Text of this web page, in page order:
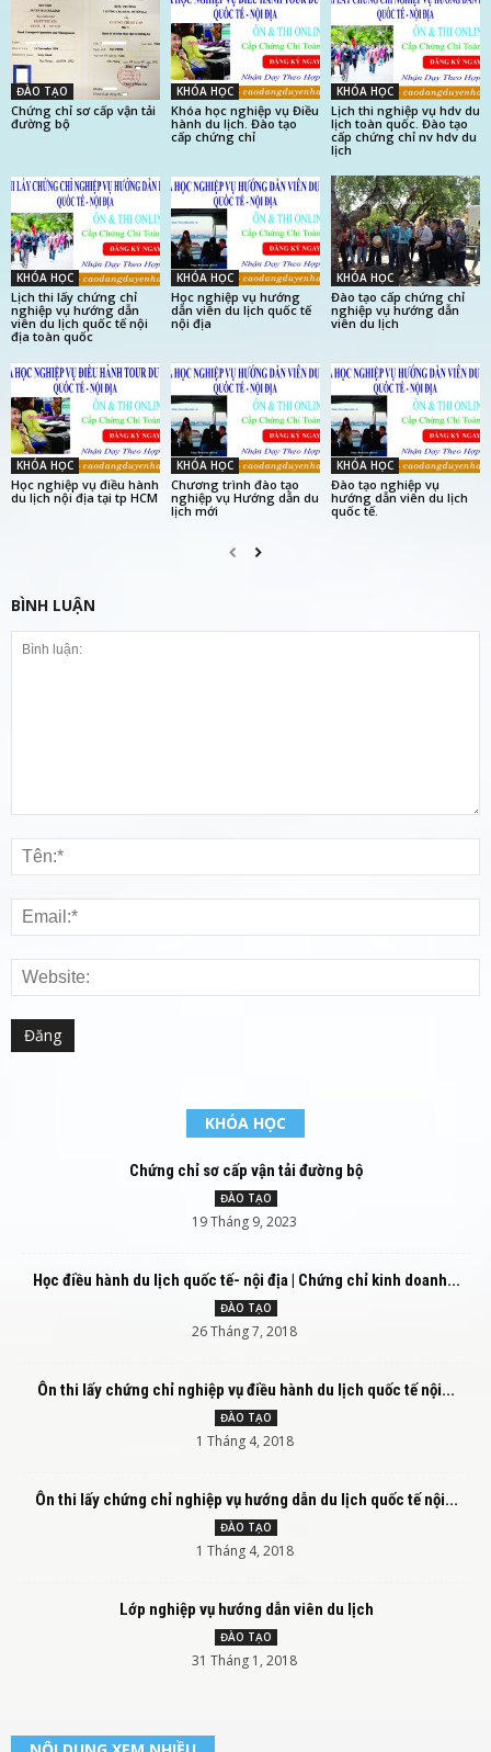
ĐÀO TẠO
Chứng chỉ sơ cấp vận tải
đường bộ
KHÓA HỌC
Khóa học nghiệp vụ Điều
hành du lịch. Đào tạo
cấp chứng chỉ
KHÓA HỌC
Lịch thi nghiệp vụ hdv du
lịch toàn quốc. Đào tạo
cấp chứng chỉ nv hdv du
lịch
KHÓA HỌC
Lịch thi lấy chứng chỉ
nghiệp vụ hướng dẫn
viên du lịch quốc tế nội
địa toàn quốc
KHÓA HỌC
Học nghiệp vụ hướng
dẫn viên du lịch quốc tế
nội địa
KHÓA HỌC
Đào tạo cấp chứng chỉ
nghiệp vụ hướng dẫn
viên du lịch
KHÓA HỌC
Học nghiệp vụ điều hành
du lịch nội địa tại tp HCM
KHÓA HỌC
Chương trình đào tạo
nghiệp vụ Hướng dẫn du
lịch mới
KHÓA HỌC
Đào tạo nghiệp vụ
hướng dẫn viên du lịch
quốc tế.
BÌNH LUẬN
KHÓA HỌC
Chứng chỉ sơ cấp vận tải đường bộ
ĐÀO TẠO
19 Tháng 9, 2023
Học điều hành du lịch quốc tế- nội địa | Chứng chỉ kinh doanh...
ĐÀO TẠO
26 Tháng 7, 2018
Ôn thi lấy chứng chỉ nghiệp vụ điều hành du lịch quốc tế nội...
ĐÀO TẠO
1 Tháng 4, 2018
Ôn thi lấy chứng chỉ nghiệp vụ hướng dẫn du lịch quốc tế nội...
ĐÀO TẠO
1 Tháng 4, 2018
Lớp nghiệp vụ hướng dẫn viên du lịch
ĐÀO TẠO
31 Tháng 1, 2018